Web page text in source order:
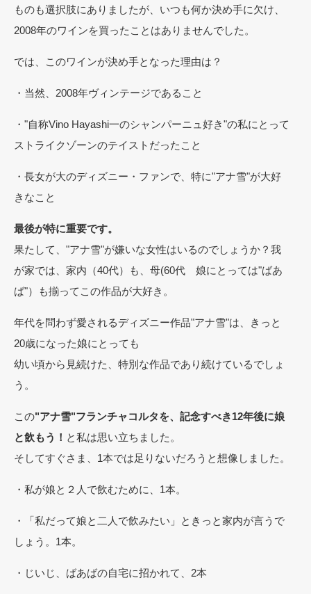
ものも選択肢にありましたが、いつも何か決め手に欠け、
2008年のワインを買ったことはありませんでした。
では、このワインが決め手となった理由は？
・当然、2008年ヴィンテージであること
・"自称Vino Hayashi一のシャンパーニュ好き"の私にとって
ストライクゾーンのテイストだったこと
・長女が大のディズニー・ファンで、特に"アナ雪"が大好
きなこと
最後が特に重要です。
果たして、"アナ雪"が嫌いな女性はいるのでしょうか？我
が家では、家内（40代）も、母(60代 娘にとっては"ばあ
ば"）も揃ってこの作品が大好き。
年代を問わず愛されるディズニー作品"アナ雪"は、きっと
20歳になった娘にとっても
幼い頃から見続けた、特別な作品であり続けているでしょ
う。
この"アナ雪"フランチャコルタを、記念すべき12年後に娘
と飲もう！ と私は思い立ちました。
そしてすぐさま、1本では足りないだろうと想像しました。
・私が娘と２人で飲むために、1本。
・「私だって娘と二人で飲みたい」ときっと家内が言うで
しょう。1本。
・じいじ、ばあばの自宅に招かれて、2本